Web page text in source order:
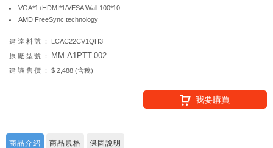
VGA*1+HDMI*1/VESA Wall:100*10
AMD FreeSync technology
建達料號：
LCAC22CV1QH3
原廠型號：
MM.A1PTT.002
建議售價： $ 2,488 (含稅)
我要購買
商品介紹 商品規格 保固說明